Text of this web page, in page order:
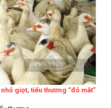
giọt, tiểu thương “đỏ mắt”